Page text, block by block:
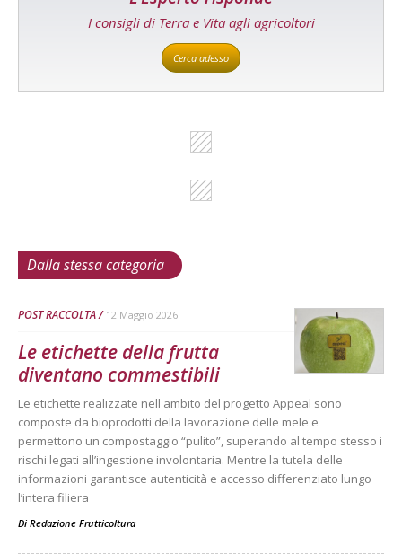
I consigli di Terra e Vita agli agricoltori
Cerca adesso
Dalla stessa categoria
POST RACCOLTA 12 Maggio 2026
Le etichette della frutta
diventano commestibili
Le etichette realizzate nell'ambito del progetto Appeal sono
composte da bioprodotti della lavorazione delle mele e
permettono un compostaggio “pulito”, superando al tempo stesso i
rischi legati all’ingestione involontaria. Mentre la tutela delle
informazioni garantisce autenticità e accesso differenziato lungo
l’intera filiera
Di Redazione Frutticoltura